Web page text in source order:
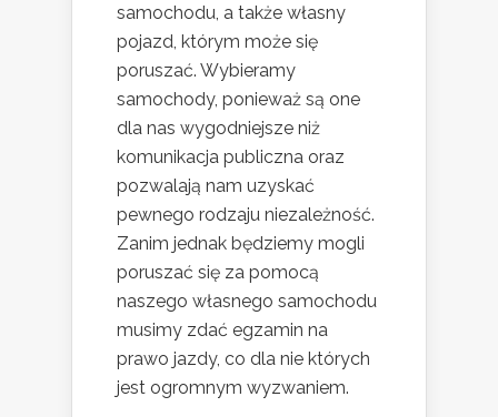
samochodu, a także własny
pojazd, którym może się
poruszać. Wybieramy
samochody, ponieważ są one
dla nas wygodniejsze niż
komunikacja publiczna oraz
pozwalają nam uzyskać
pewnego rodzaju niezależność.
Zanim jednak będziemy mogli
poruszać się za pomocą
naszego własnego samochodu
musimy zdać egzamin na
prawo jazdy, co dla nie których
jest ogromnym wyzwaniem.